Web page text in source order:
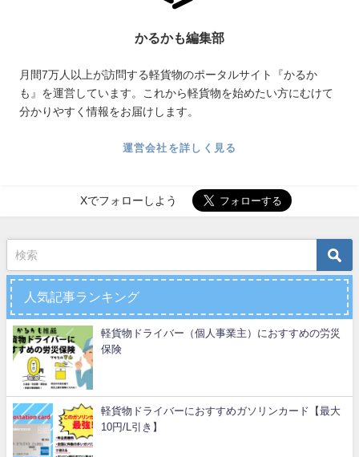
かるかも編集部
月間7万人以上が訪問する軽貨物のポータルサイト『かるか
も』を運営しています。これから軽貨物を始めたい方にむけて
分かりやすく情報をお届けします。
運営会社を詳しく見る
Xでフォローしよう
人気記事ランキング
軽貨物ドライバー（個人事業主）におすすめの労災
保険
軽貨物ドライバーにおすすめガソリンカード【最大
10円/L引き】